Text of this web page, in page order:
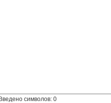
символов: 0